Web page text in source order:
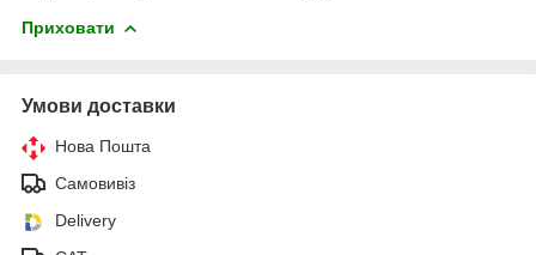
Приховати
Умови доставки
Нова Пошта
Самовивіз
Delivery